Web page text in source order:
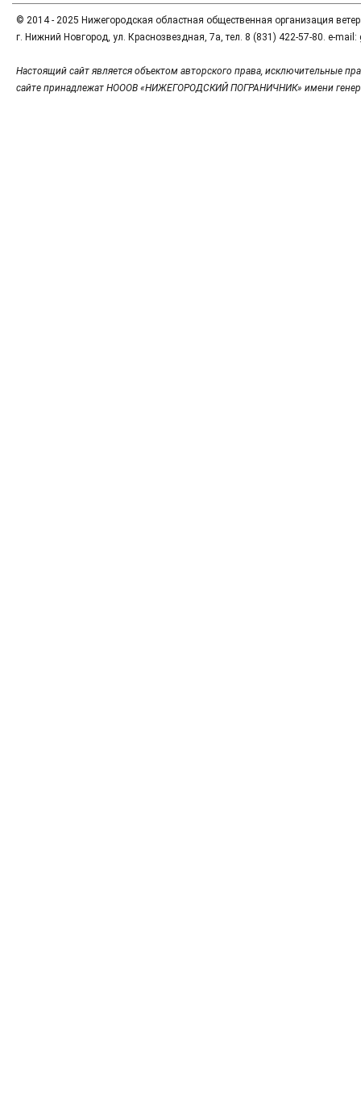
© 2014 - 2025 Нижегородская областная общественная организация
г. Нижний Новгород, ул. Краснозвездная, 7а, тел. 8 (831) 422-57-80. e-
Настоящий сайт является объектом авторского права, исключительные
сайте принадлежат НОООВ «НИЖЕГОРОДСКИЙ ПОГРАНИЧНИК» имени